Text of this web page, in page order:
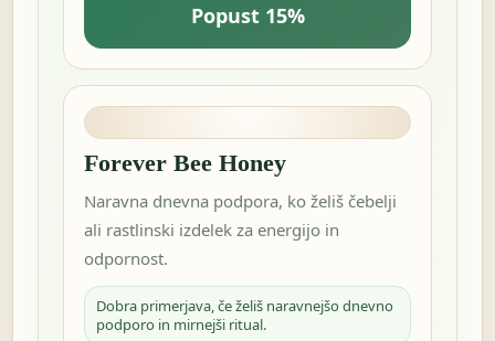
Popust 15%
Forever Bee Honey
Naravna dnevna podpora, ko želiš čebelji
ali rastlinski izdelek za energijo in
odpornost.
Dobra primerjava, če želiš naravnejšo dnevno
podporo in mirnejši ritual.